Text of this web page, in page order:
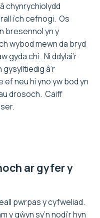
chynrychiolydd
i’ch cefnogi. Os
bresennol yn y
wybod mewn da bryd
gyda chi. Ni ddylai’r
gysylltiedig â’r
ef neu hi yno yw bod yn
drosoch. Caiff
ar gyfer y
pwrpas y cyfweliad.
y gŵyn sy’n nodi’r hyn